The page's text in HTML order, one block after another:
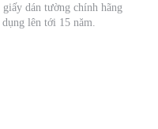
dán tường chính hãng
lên tới 15 năm.